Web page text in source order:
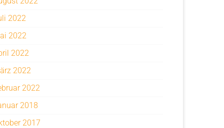
2022
2022
2022
2022
2022
2018
2017